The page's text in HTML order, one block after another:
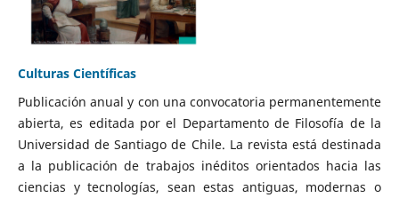
Culturas Científicas
Publicación anual y con una convocatoria permanentemente
abierta, es editada por el Departamento de Filosofía de la
Universidad de Santiago de Chile. La revista está destinada
a la publicación de trabajos inéditos orientados hacia las
ciencias y tecnologías, sean estas antiguas, modernas o